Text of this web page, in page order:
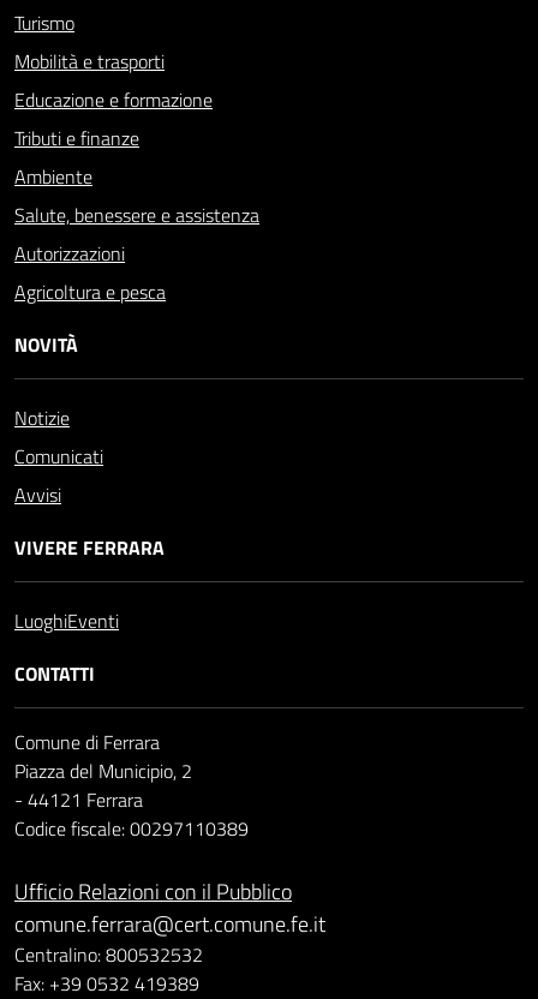
Turismo
Mobilità e trasporti
Educazione e formazione
Tributi e finanze
Ambiente
Salute, benessere e assistenza
Autorizzazioni
Agricoltura e pesca
NOVITÀ
Notizie
Comunicati
Avvisi
VIVERE FERRARA
LuoghiEventi
CONTATTI
Comune di Ferrara
Piazza del Municipio, 2
- 44121 Ferrara
Codice fiscale: 00297110389
Ufficio Relazioni con il Pubblico
comune.ferrara@cert.comune.fe.it
Centralino: 800532532
Fax: +39 0532 419389